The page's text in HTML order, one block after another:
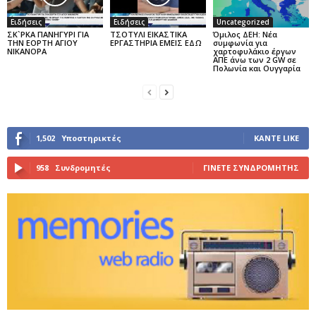
Ειδήσεις
ΣΚ`ΡΚΑ ΠΑΝΗΓΥΡΙ ΓΙΑ
ΤΗΝ ΕΟΡΤΗ ΑΓΙΟΥ
ΝΙΚΑΝΟΡΑ
Ειδήσεις
ΤΣΟΤΥΛΙ ΕΙΚΑΣΤΙΚΑ
ΕΡΓΑΣΤΗΡΙΑ ΕΜΕΙΣ ΕΔΩ
Uncategorized
Όμιλος ΔΕΗ: Νέα
συμφωνία για
χαρτοφυλάκιο έργων
ΑΠΕ άνω των 2 GW σε
Πολωνία και Ουγγαρία
1,502 Υποστηρικτές ΚΆΝΤΕ LIKE
958 Συνδρομητές ΓΊΝΕΤΕ ΣΥΝΔΡΟΜΗΤΉΣ